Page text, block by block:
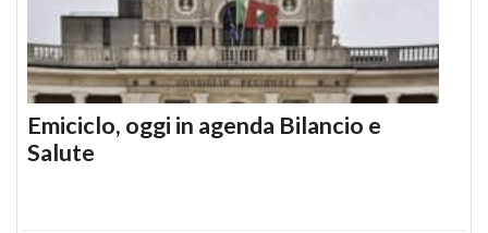
Emiciclo, oggi in agenda Bilancio e
Salute